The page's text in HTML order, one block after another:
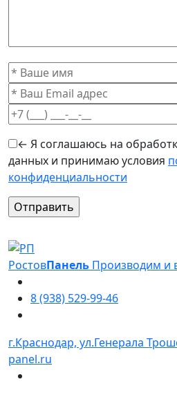
← Я соглашаюсь на
данных и принимаю условия
конфиденциальности
Оставьте это поле пустым.
РостовПанель Производим и
8 (938) 529-99-46
г.Краснодар, ул.Генерала
panel.ru